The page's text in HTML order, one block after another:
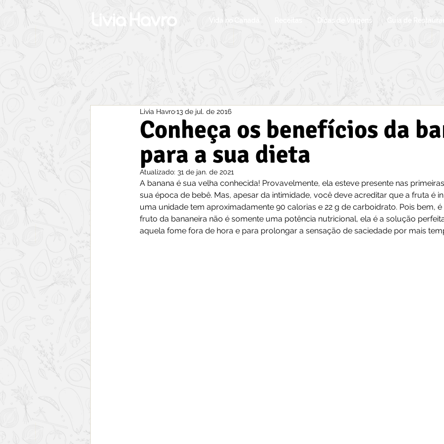
Guia de
Dicas de Viagens
Receitas
Vida no Canadá
Conheça os benefícios da
para a sua dieta
Livia Havro13 de jul. de 2016
Atualizado: 31 de jan. de 2021
A banana é sua velha conhecida! Provavelmente, ela esteve presente nas
sua época de bebê. Mas, apesar da intimidade, você deve acreditar que a fruta é
uma unidade tem aproximadamente 90 calorias e 22 g de carboidrato. Pois bem,
fruto da bananeira não é somente uma potência nutricional, ela é a solução
aquela fome fora de hora e para prolongar a sensação de saciedade por mais